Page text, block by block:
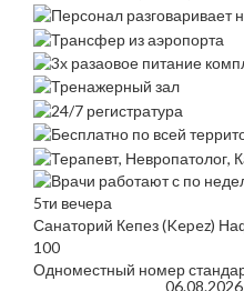
Санаторий Кепез (Kepez)
100
Одноместный номер